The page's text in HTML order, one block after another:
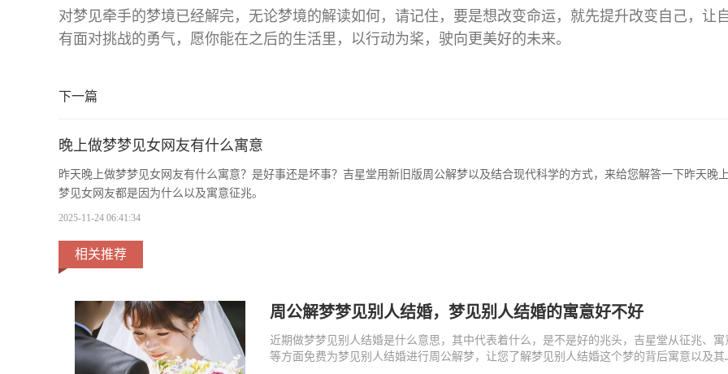
对梦见牵手的梦境已经解完，无论梦境的解读如何，请记住，要是想改变命运，就先提升改变自己，让
有面对挑战的勇气，愿你能在之后的生活里，以行动为桨，驶向更美好的未来。
下一篇
晚上做梦梦见女网友有什么寓意
昨天晚上做梦梦见女网友有什么寓意？是好事还是坏事？吉星堂用新旧版周公解梦以及结合现代科学的方式，来给您解答一下昨天晚
梦见女网友都是因为什么以及寓意征兆。
2025-11-24 06:41:34
相关推荐
周公解梦梦见别人结婚，梦见别人结婚的寓意好不好
近期做梦梦见别人结婚是什么意思，其中代表着什么，是不是好的兆头，吉星堂从征兆、寓
等方面免费为梦见别人结婚进行周公解梦，让您了解梦见别人结婚这个梦的背后寓意以及其